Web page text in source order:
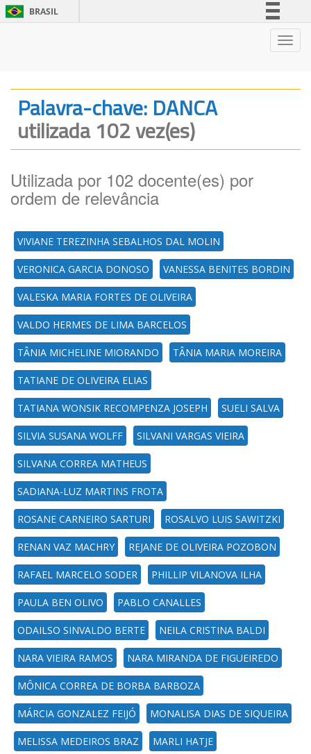
BRASIL
Legislação
Palavra-chave: DANCA
utilizada 102 vez(es)
Utilizada por 102 docente(es) por
ordem de relevância
VIVIANE TEREZINHA SEBALHOS DAL MOLIN
VERONICA GARCIA DONOSO VANESSA BENITES BORDIN
VALESKA MARIA FORTES DE OLIVEIRA
VALDO HERMES DE LIMA BARCELOS
TÂNIA MICHELINE MIORANDO TÂNIA MARIA MOREIRA
TATIANE DE OLIVEIRA ELIAS
TATIANA WONSIK RECOMPENZA JOSEPH SUELI SALVA
SILVIA SUSANA WOLFF SILVANI VARGAS VIEIRA
SILVANA CORREA MATHEUS
SADIANA-LUZ MARTINS FROTA
ROSANE CARNEIRO SARTURI ROSALVO LUIS SAWITZKI
RENAN VAZ MACHRY REJANE DE OLIVEIRA POZOBON
RAFAEL MARCELO SODER PHILLIP VILANOVA ILHA
PAULA BEN OLIVO PABLO CANALLES
ODAILSO SINVALDO BERTE NEILA CRISTINA BALDI
NARA VIEIRA RAMOS NARA MIRANDA DE FIGUEIREDO
MÔNICA CORREA DE BORBA BARBOZA
MÁRCIA GONZALEZ FEIJÓ MONALISA DIAS DE SIQUEIRA
MELISSA MEDEIROS BRAZ MARLI HATJE